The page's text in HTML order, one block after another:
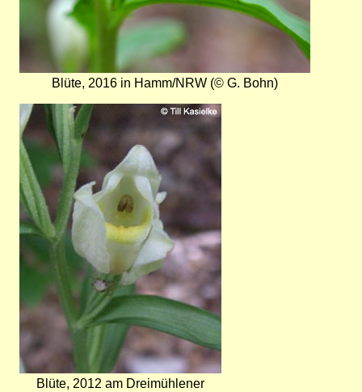
Blüte, 2016 in Hamm/NRW (© G. Bohn)
Bild
Blüte, 2012 am Dreimühlener